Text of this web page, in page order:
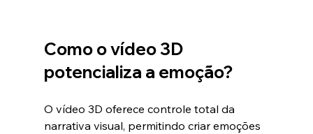
Como o vídeo 3D
potencializa a emoção?
O vídeo 3D oferece controle total da
narrativa visual, permitindo criar emoções